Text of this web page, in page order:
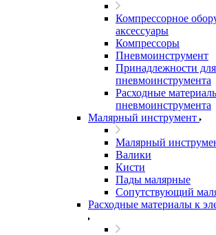
Компрессорное
аксессуары
Компрессоры
Пневмоинструмент
Принадлежности для
пневмоинструмента
Расходные
пневмоинструмента
Малярный инструмент
Малярный
Валики
Кисти
Пады малярные
Сопутствующий
Расходные материалы к